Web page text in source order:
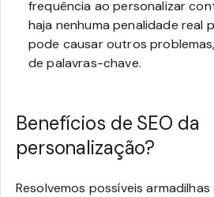
frequência ao personalizar
haja nenhuma penalidade real
pode causar outros
de palavras-chave.
Benefícios de SEO da
personalização?
Resolvemos possíveis armadilhas